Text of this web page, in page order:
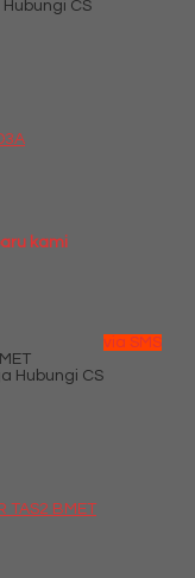
CS
kami
via SMS
Hubungi CS
TAS2 BMET